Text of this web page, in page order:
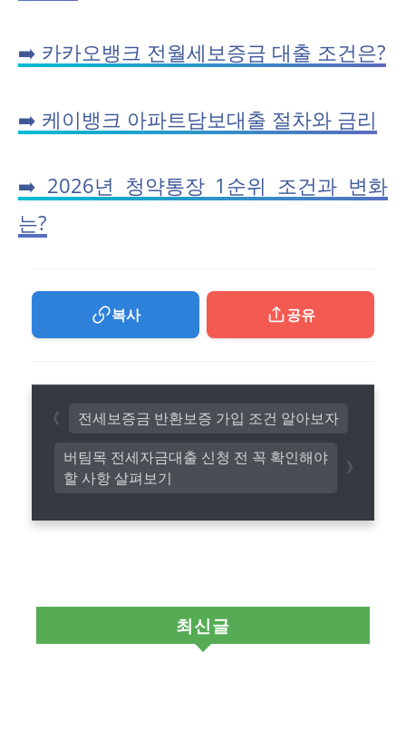
➡️ 카카오뱅크 전월세보증금 대출 조건은?
➡️ 케이뱅크 아파트담보대출 절차와 금리
➡️ 2026년 청약통장 1순위 조건과 변화
는?
복사 공유
버팀목 전세자금대출 신청 전 꼭 확인해야
할 사항 살펴보기
전세보증금 반환보증 가입 조건 알아보자
최신글